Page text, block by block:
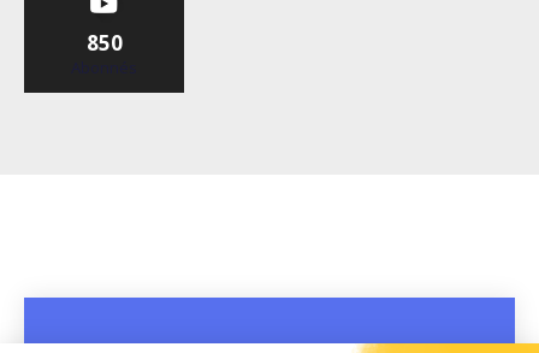
850
Abonnés